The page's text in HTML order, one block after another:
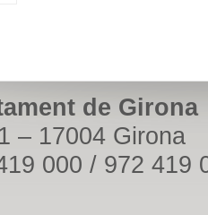
de Girona
– 17004 Girona
000 / 972 419